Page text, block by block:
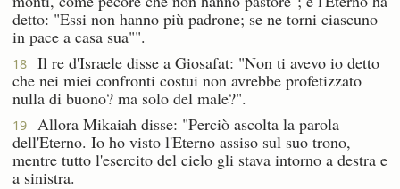
detto: "Essi non hanno più padrone; se ne torni ciascuno
in pace a casa sua"".
18
Il re d'Israele disse a Giosafat: "Non ti avevo io detto
che nei miei confronti costui non avrebbe profetizzato
nulla di buono? ma solo del male?".
19
Allora Mikaiah disse: "Perciò ascolta la parola
dell'Eterno. Io ho visto l'Eterno assiso sul suo trono,
mentre tutto l'esercito del cielo gli stava intorno a destra e
a sinistra.